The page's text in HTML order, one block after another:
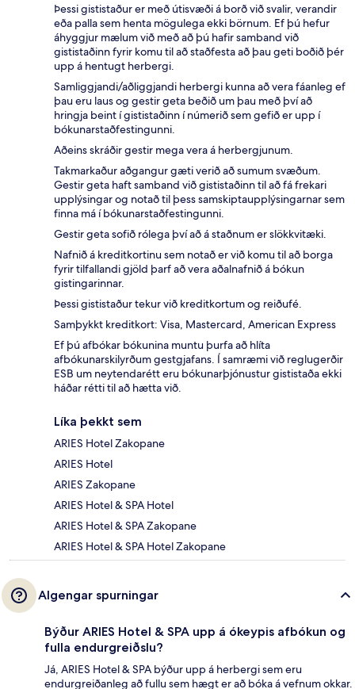
Þessi gististaður er með útisvæði á borð við svalir, verandir
eða palla sem henta mögulega ekki börnum. Ef þú hefur
áhyggjur mælum við með að þú hafir samband við
gististaðinn fyrir komu til að staðfesta að þau geti boðið þér
upp á hentugt herbergi.
Samliggjandi/aðliggjandi herbergi kunna að vera fáanleg ef
þau eru laus og gestir geta beðið um þau með því að
hringja beint í gististaðinn í númerið sem gefið er upp í
bókunarstaðfestingunni.
Aðeins skráðir gestir mega vera á herbergjunum.
Takmarkaður aðgangur gæti verið að sumum svæðum.
Gestir geta haft samband við gististaðinn til að fá frekari
upplýsingar og notað til þess samskiptaupplýsingarnar sem
finna má í bókunarstaðfestingunni.
Gestir geta sofið rólega því að á staðnum er slökkvitæki.
Nafnið á kreditkortinu sem notað er við komu til að borga
fyrir tilfallandi gjöld þarf að vera aðalnafnið á bókun
gistingarinnar.
Þessi gististaður tekur við kreditkortum og reiðufé.
Samþykkt kreditkort: Visa, Mastercard, American Express
Ef þú afbókar bókunina muntu þurfa að hlíta
afbókunarskilyrðum gestgjafans. Í samræmi við reglugerðir
ESB um neytendarétt eru bókunarþjónustur gististaða ekki
háðar rétti til að hætta við.
Líka þekkt sem
ARIES Hotel Zakopane
ARIES Hotel
ARIES Zakopane
ARIES Hotel & SPA Hotel
ARIES Hotel & SPA Zakopane
ARIES Hotel & SPA Hotel Zakopane
Algengar spurningar
Býður ARIES Hotel & SPA upp á ókeypis afbókun og
fulla endurgreiðslu?
Já, ARIES Hotel & SPA býður upp á herbergi sem eru
endurgreiðanleg að fullu sem hægt er að bóka á vefnum okkar.